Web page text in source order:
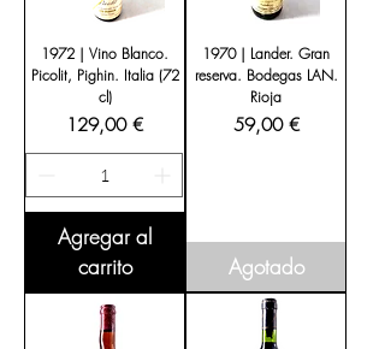
1972 | Vino Blanco.
Picolit, Pighin. Italia (72
cl)
Precio
129,00 €
Agregar al
carrito
1970 | Lander. Gran
reserva. Bodegas LAN.
Rioja
Precio
59,00 €
Agotado